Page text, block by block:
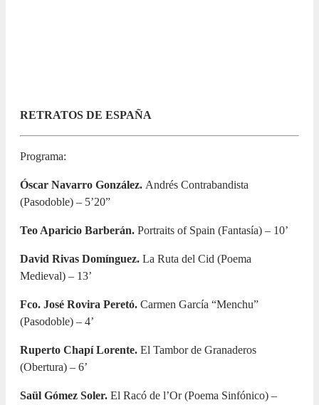
RETRATOS DE ESPAÑA
Programa:
Óscar Navarro González. Andrés Contrabandista
(Pasodoble) – 5’20”
Teo Aparicio Barberán. Portraits of Spain (Fantasía) – 10’
David Rivas Domínguez. La Ruta del Cid (Poema
Medieval) – 13’
Fco. José Rovira Peretó. Carmen García “Menchu”
(Pasodoble) – 4’
Ruperto Chapí Lorente. El Tambor de Granaderos
(Obertura) – 6’
Saül Gómez Soler. El Racó de l’Or (Poema Sinfónico) –